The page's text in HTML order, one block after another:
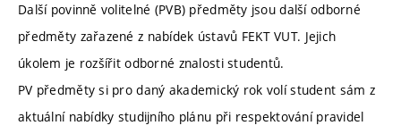
Další povinně volitelné (PVB) předměty jsou další odborné
předměty zařazené z nabídek ústavů FEKT VUT. Jejich
úkolem je rozšířit odborné znalosti studentů.
PV předměty si pro daný akademický rok volí student sám z
aktuální nabídky studijního plánu při respektování pravidel